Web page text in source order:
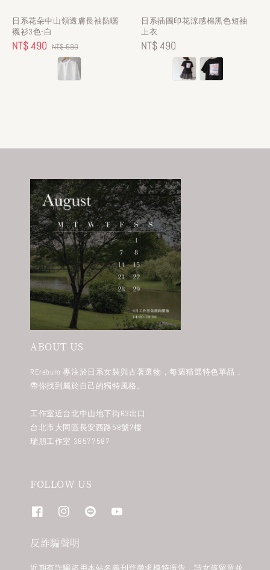
日系花朵中山領透膚長袖防曬
襯衫3色-白
Sale
NT$ 490 Regular
price
NT$ 590
日系插圖印花涼感棉黑色短袖
上衣
Regular
NT$ 490
ABOUT US
REreburn 專注於日系女裝與古著選物，每週精選特色單品，
帶你找到屬於自己的獨特風格。
工作室近台北中山地下街R3出口
台北市大同區長安西路58號7樓
瑞朋工作室 38577587
FOLLOW US
反詐騙聲明